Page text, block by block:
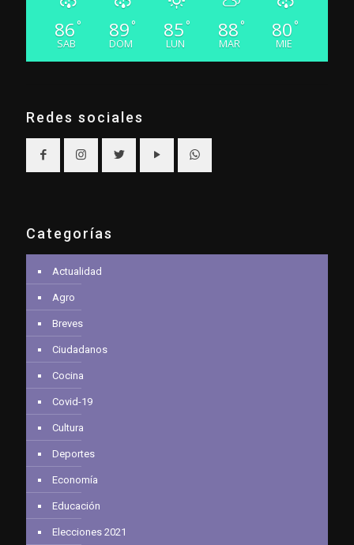
86 °
SAB
89 °
DOM
85 °
LUN
88 °
MAR
80 °
MIE
Redes sociales
Categorías
Actualidad
Agro
Breves
Ciudadanos
Cocina
Covid-19
Cultura
Deportes
Economía
Educación
Elecciones 2021